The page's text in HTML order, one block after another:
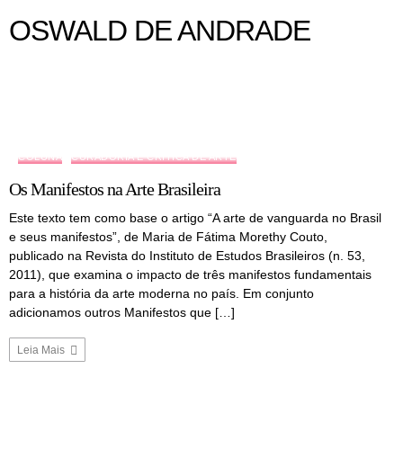
OSWALD DE ANDRADE
COLUNA CURADORIA E CRÍTICA DE ARTE
Os Manifestos na Arte Brasileira
Este texto tem como base o artigo “A arte de vanguarda no Brasil
e seus manifestos”, de Maria de Fátima Morethy Couto,
publicado na Revista do Instituto de Estudos Brasileiros (n. 53,
2011), que examina o impacto de três manifestos fundamentais
para a história da arte moderna no país. Em conjunto
adicionamos outros Manifestos que […]
Leia Mais